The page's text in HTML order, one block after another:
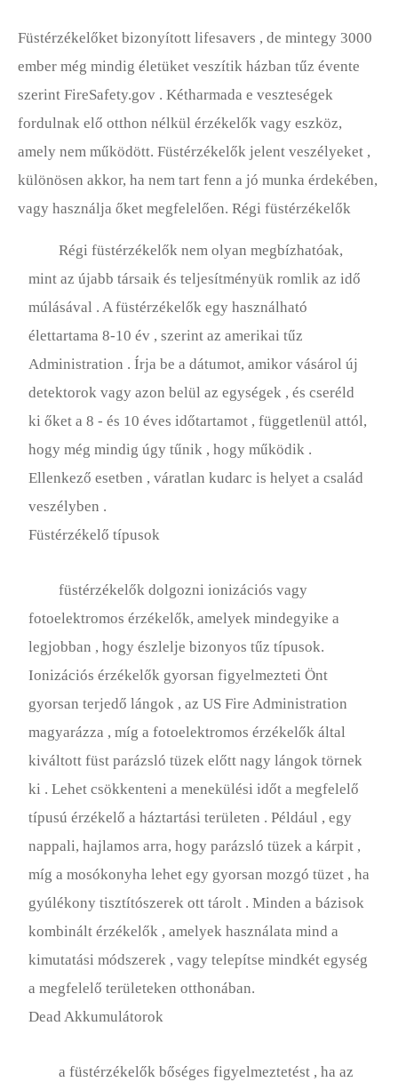
Füstérzékelőket bizonyított lifesavers , de mintegy 3000
ember még mindig életüket veszítik házban tűz évente
szerint FireSafety.gov . Kétharmada e veszteségek
fordulnak elő otthon nélkül érzékelők vagy eszköz,
amely nem működött. Füstérzékelők jelent veszélyeket ,
különösen akkor, ha nem tart fenn a jó munka érdekében,
vagy használja őket megfelelően. Régi füstérzékelők
Régi füstérzékelők nem olyan megbízhatóak,
mint az újabb társaik és teljesítményük romlik az idő
múlásával . A füstérzékelők egy használható
élettartama 8-10 év , szerint az amerikai tűz
Administration . Írja be a dátumot, amikor vásárol új
detektorok vagy azon belül az egységek , és cseréld
ki őket a 8 - és 10 éves időtartamot , függetlenül attól,
hogy még mindig úgy tűnik , hogy működik .
Ellenkező esetben , váratlan kudarc is helyet a család
veszélyben .
Füstérzékelő típusok
füstérzékelők dolgozni ionizációs vagy
fotoelektromos érzékelők, amelyek mindegyike a
legjobban , hogy észlelje bizonyos tűz típusok.
Ionizációs érzékelők gyorsan figyelmezteti Önt
gyorsan terjedő lángok , az US Fire Administration
magyarázza , míg a fotoelektromos érzékelők által
kiváltott füst parázsló tüzek előtt nagy lángok törnek
ki . Lehet csökkenteni a menekülési időt a megfelelő
típusú érzékelő a háztartási területen . Például , egy
nappali, hajlamos arra, hogy parázsló tüzek a kárpit ,
míg a mosókonyha lehet egy gyorsan mozgó tüzet , ha
gyúlékony tisztítószerek ott tárolt . Minden a bázisok
kombinált érzékelők , amelyek használata mind a
kimutatási módszerek , vagy telepítse mindkét egység
a megfelelő területeken otthonában.
Dead Akkumulátorok
a füstérzékelők bőséges figyelmeztetést , ha az